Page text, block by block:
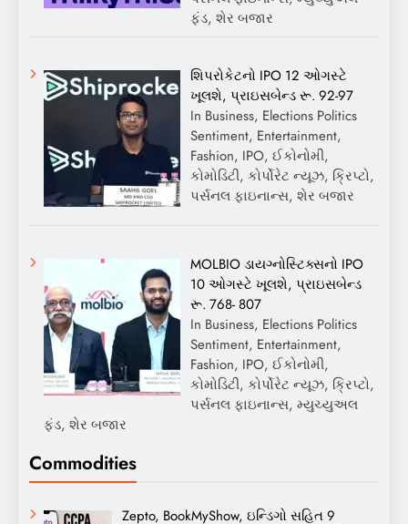
ફંડ, શેર બજાર
શિપરોકેટનો IPO 12 ઓગસ્ટે
ખૂલશે, પ્રાઇસબેન્ડ રૂ. 92-97
In Business, Elections Politics
Sentiment, Entertainment,
Fashion, IPO, ઈકોનોમી,
કોમોડિટી, કોર્પોરેટ ન્યૂઝ, ક્રિપ્ટો,
પર્સનલ ફાઇનાન્સ, શેર બજાર
MOLBIO ડાયગ્નોસ્ટિક્સનો IPO
10 ઓગસ્ટે ખૂલશે, પ્રાઇસબેન્ડ
રૂ. 768- 807
In Business, Elections Politics
Sentiment, Entertainment,
Fashion, IPO, ઈકોનોમી,
કોમોડિટી, કોર્પોરેટ ન્યૂઝ, ક્રિપ્ટો,
પર્સનલ ફાઇનાન્સ, મ્યુચ્યુઅલ
ફંડ, શેર બજાર
Commodities
Zepto, BookMyShow, ઇન્ડિગો સહિત 9